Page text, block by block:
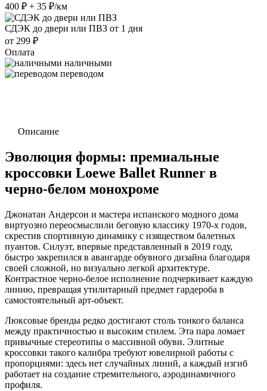
400 ₽ + 35 ₽/км
СДЭК до двери или ПВЗ от 1 дня
от 299 ₽
Оплата
наличными
переводом
Описание
Эволюция формы: премиальные
кроссовки Loewe Ballet Runner в
черно-белом монохроме
Джонатан Андерсон и мастера испанского модного дома
виртуозно переосмыслили беговую классику 1970-х годов,
скрестив спортивную динамику с изяществом балетных
пуантов. Силуэт, впервые представленный в 2019 году,
быстро закрепился в авангарде обувного дизайна благодаря
своей сложной, но визуально легкой архитектуре.
Контрастное черно-белое исполнение подчеркивает каждую
линию, превращая утилитарный предмет гардероба в
самостоятельный арт-объект.
Люксовые бренды редко достигают столь тонкого баланса
между практичностью и высоким стилем. Эта пара ломает
привычные стереотипы о массивной обуви. Элитные
кроссовки такого калибра требуют ювелирной работы с
пропорциями: здесь нет случайных линий, а каждый изгиб
работает на создание стремительного, аэродинамичного
профиля.